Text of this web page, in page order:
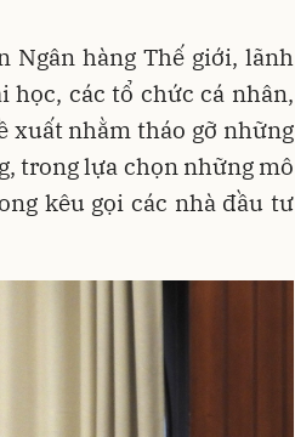
Ngân hàng Thế giới, lãnh
học, các tổ chức cá nhân,
xuất nhằm tháo gỡ những
trong lựa chọn những mô
kêu gọi các nhà đầu tư